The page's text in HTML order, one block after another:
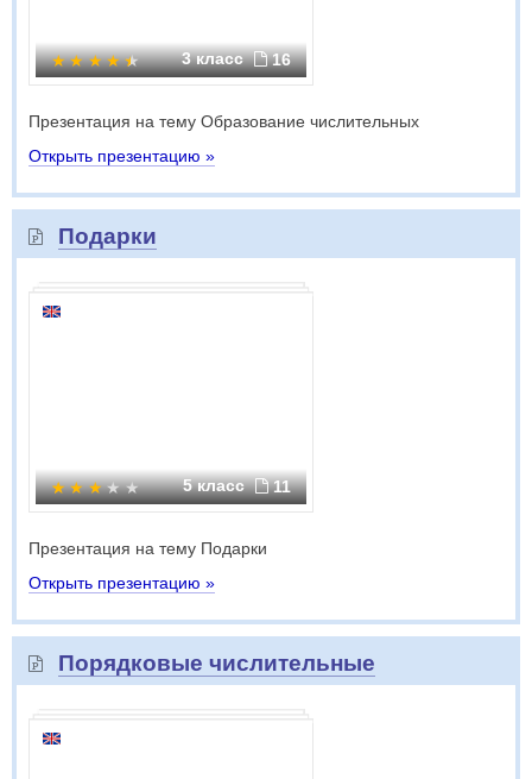
3 класс 16
Презентация на тему Образование числительных
Открыть презентацию »
Подарки
5 класс 11
Презентация на тему Подарки
Открыть презентацию »
Порядковые числительные